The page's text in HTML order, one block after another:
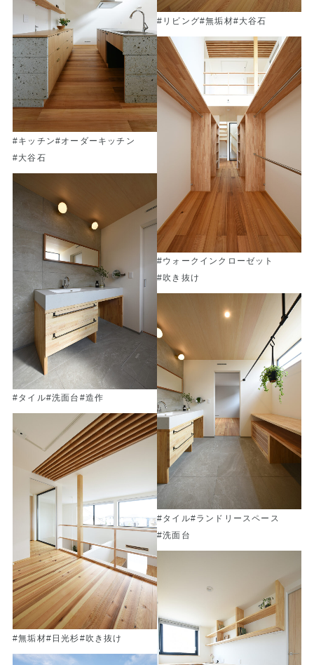
#リビング#無垢材#大谷石
#キッチン#オーダーキッチン
#大谷石
#ウォークインクローゼット
#吹き抜け
#タイル#洗面台 #造作
#タイル#ランドリースペース
#洗面台
#無垢材#日光杉#吹き抜け